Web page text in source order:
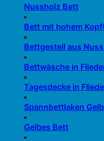
Nussholz Bett
Bett mit hohem
Bettgestell aus
Bettwäsche in
Tagesdecke in
Spannbettlaken Gelb
Gelbes Bett